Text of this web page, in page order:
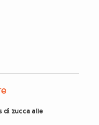
di zucca alle